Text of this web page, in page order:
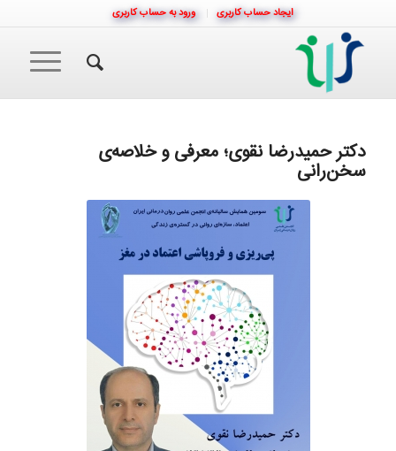
ایجاد حساب کاربری ورود به حساب کاربری
دکتر حمیدرضا نقوی؛ معرفی و خلاصه‌ی
سخن‌رانی